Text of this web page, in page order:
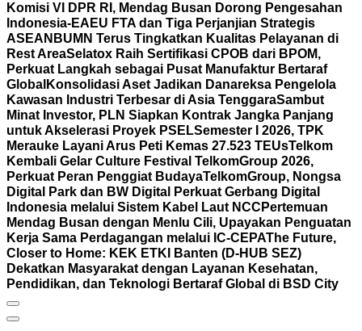
Komisi VI DPR RI, Mendag Busan Dorong Pengesahan
Indonesia-EAEU FTA dan Tiga Perjanjian Strategis
ASEAN BUMN Terus Tingkatkan Kualitas Pelayanan di
Rest AreaSelatox Raih Sertifikasi CPOB dari BPOM,
Perkuat Langkah sebagai Pusat Manufaktur Bertaraf
Global Konsolidasi Aset Jadikan Danareksa Pengelola
Kawasan Industri Terbesar di Asia TenggaraSambut
Minat Investor, PLN Siapkan Kontrak Jangka Panjang
untuk Akselerasi Proyek PSELSemester I 2026, TPK
Merauke Layani Arus Peti Kemas 27.523 TEUsTelkom
Kembali Gelar Culture Festival TelkomGroup 2026,
Perkuat Peran Penggiat BudayaTelkomGroup, Nongsa
Digital Park dan BW Digital Perkuat Gerbang Digital
Indonesia melalui Sistem Kabel Laut NCC Pertemuan
Mendag Busan dengan Menlu Cili, Upayakan Penguatan
Kerja Sama Perdagangan melalui IC-CEPAThe Future,
Closer to Home: KEK ETKI Banten (D-HUB SEZ)
Dekatkan Masyarakat dengan Layanan Kesehatan,
Pendidikan, dan Teknologi Bertaraf Global di BSD City